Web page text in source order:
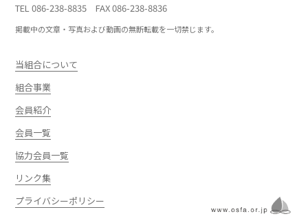
TEL086-238-8835 FAX 086-238-8836
掲載中の文章・写真および動画の無断転載を一切禁じます。
当組合について
組合事業
会員紹介
会員一覧
協力会員一覧
リンク集
プライバシーポリシー